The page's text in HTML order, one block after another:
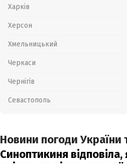
Харків
Херсон
Хмельницький
Черкаси
Чернігів
Севастополь
Новини погоди України
Синоптикиня відповіла,